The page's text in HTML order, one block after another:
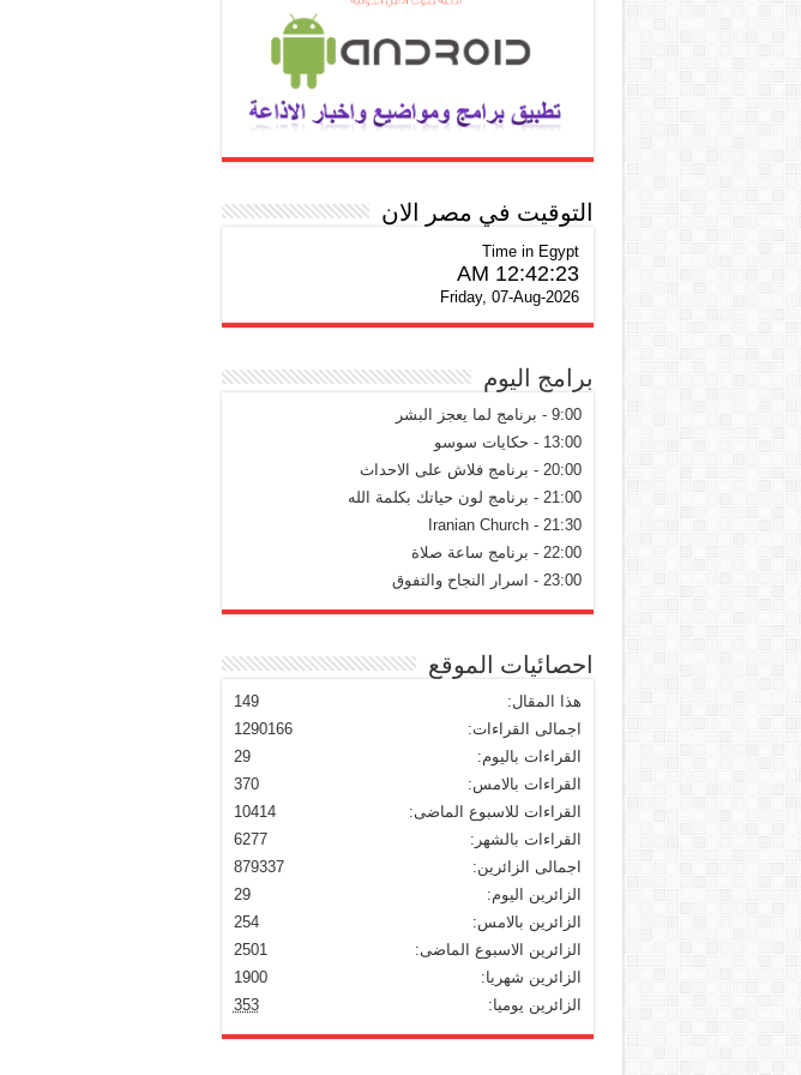
التوقيت في مصر الان
Time in Egypt
12:42:24 AM
Friday, 07-Aug-2026
برامج اليوم
9:00 - برنامج لما يعجز البشر
13:00 - حكايات سوسو
20:00 - برنامج فلاش على الاحداث
21:00 - برنامج لون حياتك بكلمة الله
21:30 - Iranian Church
22:00 - برنامج ساعة صلاة
23:00 - اسرار النجاح والتفوق
احصائيات الموقع
149
هذا المقال:
1290166
اجمالى القراءات:
29
القراءات باليوم:
370
القراءات بالامس:
10414
القراءات للاسبوع الماضى:
6277
القراءات بالشهر:
879337
اجمالى الزائرين:
29
الزائرين اليوم:
254
الزائرين بالامس:
2501
الزائرين الاسبوع الماضى:
1900
الزائرين شهريا:
353
الزائرين يوميا: